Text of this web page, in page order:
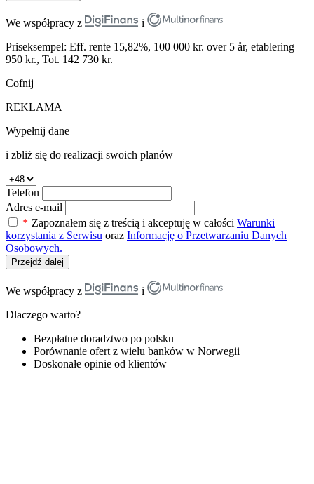
We współpracy z
i
Priseksempel: Eff. rente 15,82%, 100 000 kr. over 5 år, etablering
950 kr., Tot. 142 730 kr.
Cofnij
REKLAMA
Wypełnij dane
i zbliż się do realizacji swoich planów
Telefon
Adres e-mail
* Zapoznałem się z treścią i akceptuję w całości Warunki
korzystania z Serwisu oraz Informację o Przetwarzaniu Danych
Osobowych.
Przejdź dalej
We współpracy z
i
Dlaczego warto?
Bezpłatne doradztwo po polsku
Porównanie ofert z wielu banków w Norwegii
Doskonałe opinie od klientów